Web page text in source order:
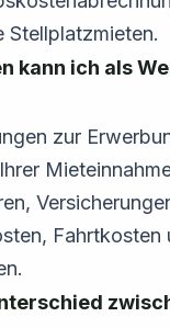
Stellplatzmieten.
kann ich als
zur
Fahrtkosten